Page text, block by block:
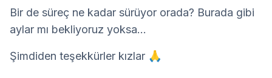
Bir de süreç ne kadar sürüyor orada? Burada gibi
aylar mı bekliyoruz yoksa...
Şimdiden teşekkürler kızlar 🙏